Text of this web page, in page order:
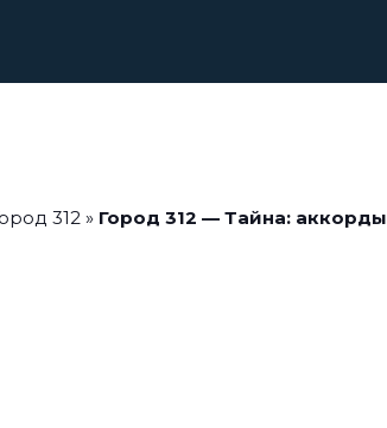
312 » Город 312 — Тайна: аккорды